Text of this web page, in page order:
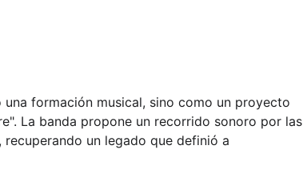
una formación musical, sino como un proyecto
La banda propone un recorrido sonoro por las
un legado que definió a